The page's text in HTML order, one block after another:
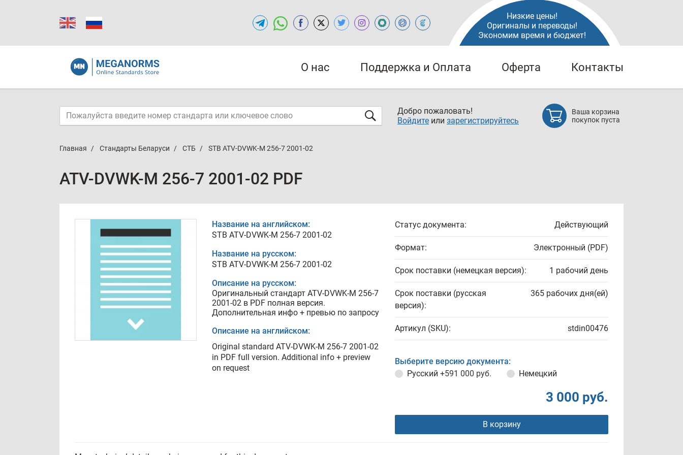
Низкие цены!
Оригиналы и переводы!
Экономим время и бюджет!
О нас Поддержка и Оплата Оферта Контакты
Добро пожаловать!
Войдите или зарегистрируйтесь
Ваша корзина
покупок пуста
Главная Стандарты Беларуси СТБ STB ATV-DVWK-M 256-7 2001-02
ATV-DVWK-M 256-7 2001-02 PDF
Название на английском:
STB ATV-DVWK-M 256-7 2001-02
Название на русском:
STB ATV-DVWK-M 256-7 2001-02
Описание на русском:
Оригинальный стандарт ATV-DVWK-M 256-7
2001-02 в PDF полная версия.
Дополнительная инфо + превью по запросу
Описание на английском:
Original standard ATV-DVWK-M 256-7 2001-02
in PDF full version. Additional info + preview
on request
Статус документа: Действующий
Формат: Электронный (PDF)
Срок поставки (немецкая версия): 1 рабочий день
Срок поставки (русская
версия):
365 рабочих дня(ей)
Артикул (SKU): stdin00476
Выберите версию документа:
Русский +591 000 руб. Немецкий
3 000 руб.
В корзину